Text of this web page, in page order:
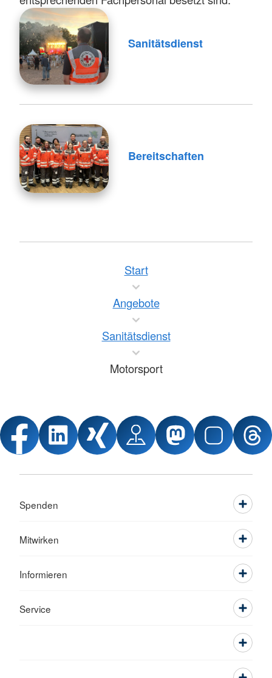
Sanitätsdienst
Bereitschaften
Start
Angebote
Sanitätsdienst
Motorsport
Spenden
Mitwirken
Informieren
Service